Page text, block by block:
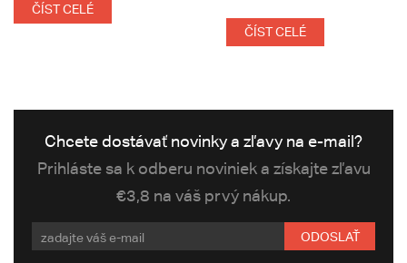
ČÍST CELÉ
ČÍST CELÉ
Chcete dostávať novinky a zľavy na e-mail?
Prihláste sa k odberu noviniek a získajte zľavu
€3,8 na váš prvý nákup.
ODOSLAŤ